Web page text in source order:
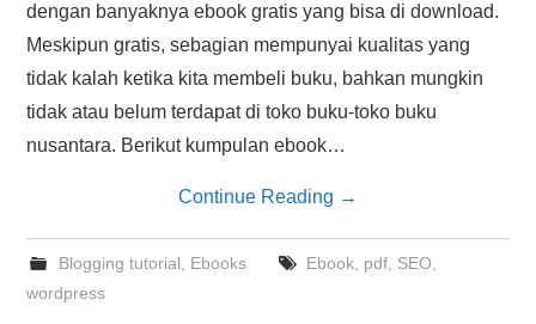
dengan banyaknya ebook gratis yang bisa di download.
Meskipun gratis, sebagian mempunyai kualitas yang
tidak kalah ketika kita membeli buku, bahkan mungkin
tidak atau belum terdapat di toko buku-toko buku
nusantara. Berikut kumpulan ebook…
Continue Reading →
Blogging tutorial Ebooks Ebook, pdf, SEO
wordpress